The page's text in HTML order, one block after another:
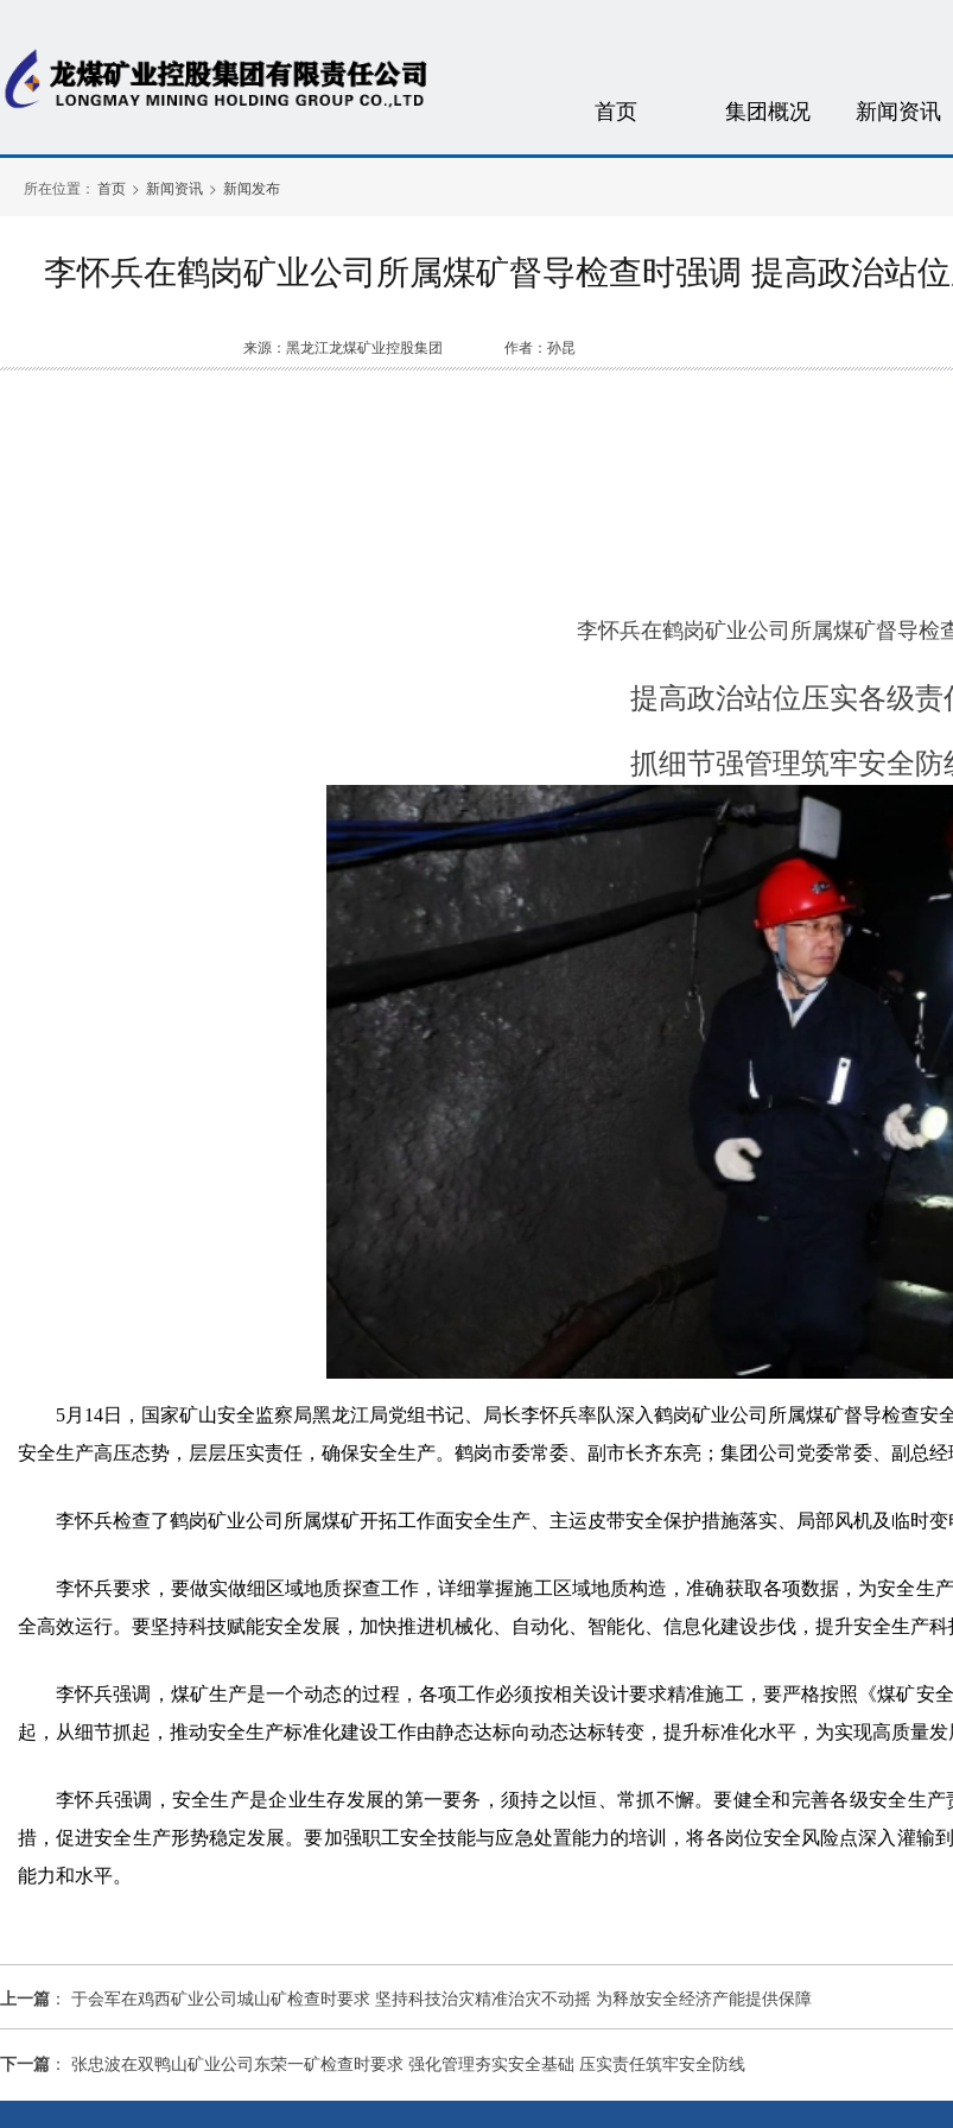
首页 集团概况 新闻资讯
所在位置： 首页 > 新闻资讯 > 新闻发布
李怀兵在鹤岗矿业公司所属煤矿督导检查时强调 提高政治站
来源：黑龙江龙煤矿业控股集团 作者：孙昆
李怀兵在鹤岗矿业公司所属煤矿督导检
提高政治站位压实各级责
抓细节强管理筑牢安全防
5月14日，国家矿山安全监察局黑龙江局党组书记、局长李怀兵率队深入鹤岗矿业公司所属煤矿督导检查
安全生产高压态势，层层压实责任，确保安全生产。 鹤岗市委常委、副市长齐东亮；集团公司党委常委、副总经
李怀兵检查了鹤岗矿业公司所属煤矿开拓工作面安全生产、主运皮带安全保护措施落实、局部风机及临时变
李怀兵要求，要做实做细区域地质探查工作，详细掌握施工区域地质构造，准确获取各项数据，为安全
全高效运行。要坚持科技赋能安全发展，加快推进机械化、自动化、智能化、信息化建设步伐，提升安全生产科
李怀兵强调，煤矿生产是一个动态的过程，各项工作必须按相关设计要求精准施工，要严格按照《煤矿安
起，从细节抓起，推动安全生产标准化建设工作由静态达标向动态达标转变，提升标准化水平，为实现高质量发
李怀兵强调，安全生产是企业生存发展的第一要务，须持之以恒、常抓不懈。要健全和完善各级安全生
措，促进安全生产形势稳定发展。要加强职工安全技能与应急处置能力的培训，将各岗位安全风险点深入灌
能力和水平。
上一篇 ： 于会军在鸡西矿业公司城山矿检查时要求 坚持科技治灾精准治灾不动摇 为释放安全经济产能提供保障
下一篇 ： 张忠波在双鸭山矿业公司东荣一矿检查时要求 强化管理夯实安全基础 压实责任筑牢安全防线